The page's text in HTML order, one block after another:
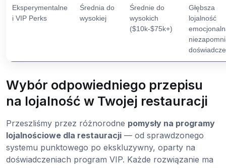
Eksperymentalne
i VIP Perks
Średnia do
wysokiej
Średnie do
wysokich
($10k-$75k+)
Głębsza
lojalność
Wybór odpowiedniego przepisu
na lojalność w Twojej restauracji
Przeszliśmy przez różnorodne pomysły na programy
lojalnościowe dla restauracji — od sprawdzonego
systemu punktowego po ekskluzywny, oparty na
doświadczeniach program VIP. Każde rozwiązanie ma